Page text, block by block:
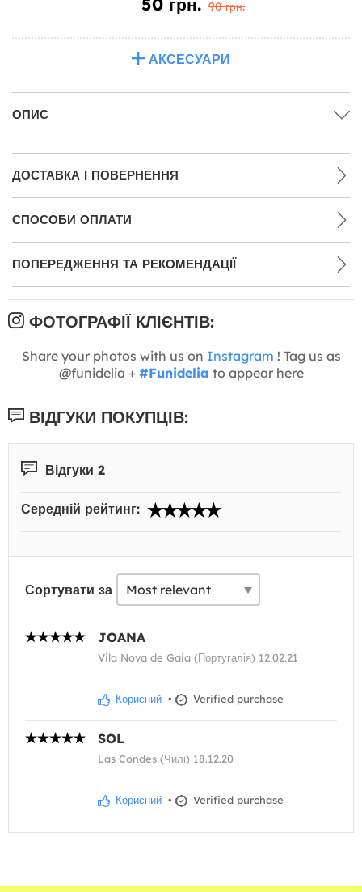
90 грн.
АКСЕСУАРИ
ОПИС
ДОСТАВКА І ПОВЕРНЕННЯ
СПОСОБИ ОПЛАТИ
ПОПЕРЕДЖЕННЯ ТА РЕКОМЕНДАЦІЇ
ФОТОГРАФІЇ КЛІЄНТІВ:
Share your photos with us on Instagram ! Tag us as
@funidelia + #Funidelia to appear here
ВІДГУКИ ПОКУПЦІВ:
Відгуки 2
Середній рейтинг:
Сортувати за
JOANA
Vila Nova de Gaia (Португалія) 12.02.21
Корисний • Verified purchase
SOL
Las Condes (Чилі) 18.12.20
Корисний • Verified purchase